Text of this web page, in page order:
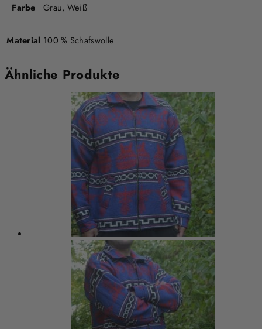
Farbe Grau, Weiß
Material 100 % Schafswolle
Ähnliche Produkte